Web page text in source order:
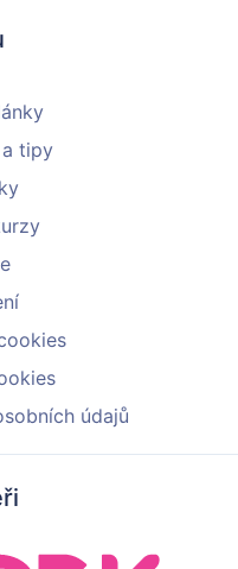
tipy
údajů